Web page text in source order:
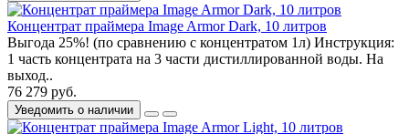
Концентрат праймера Image Armor Dark, 10 литров
Выгода 25%! (по сравнению с концентратом 1л) Инструкция:
1 часть концентрата на 3 части дистиллированной воды. На
выход..
76 279 руб.
Уведомить о наличии